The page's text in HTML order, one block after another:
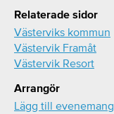
Relaterade sidor
Västerviks kommun
Västervik Framåt
Västervik Resort
Arrangör
Lägg till evenemang